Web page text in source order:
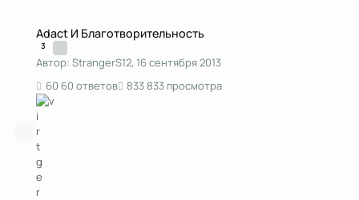
Adact И Благотворительность
3
Автор: StrangerS12, 16 сентября 2013
60 ответов
833 просмотра